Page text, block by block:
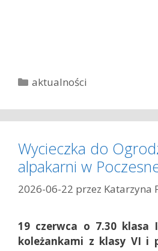
K
t
e
o
r
i
aktualności
Wycieczka do
alpakarni w
2026-06-22 przez Katarzyna
19 czerwca o 7.30 klasa
koleżankami z klasy VI i